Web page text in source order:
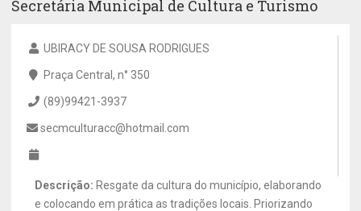
Secretária Municipal de Cultura e Turismo
UBIRACY DE SOUSA RODRIGUES
Praça Central, n° 350
(89)99421-3937
secmculturacc@hotmail.com
Descrição: Resgate da cultura do município, elaborando
e colocando em prática as tradições locais. Priorizando